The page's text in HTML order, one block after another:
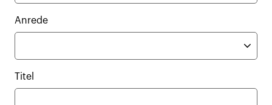
Anrede
Titel